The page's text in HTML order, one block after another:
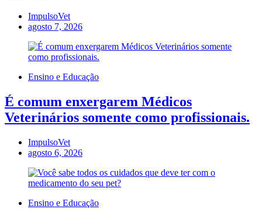
ImpulsoVet
agosto 7, 2026
Ensino e Educação
É comum enxergarem Médicos
Veterinários somente como profissionais.
ImpulsoVet
agosto 6, 2026
Ensino e Educação